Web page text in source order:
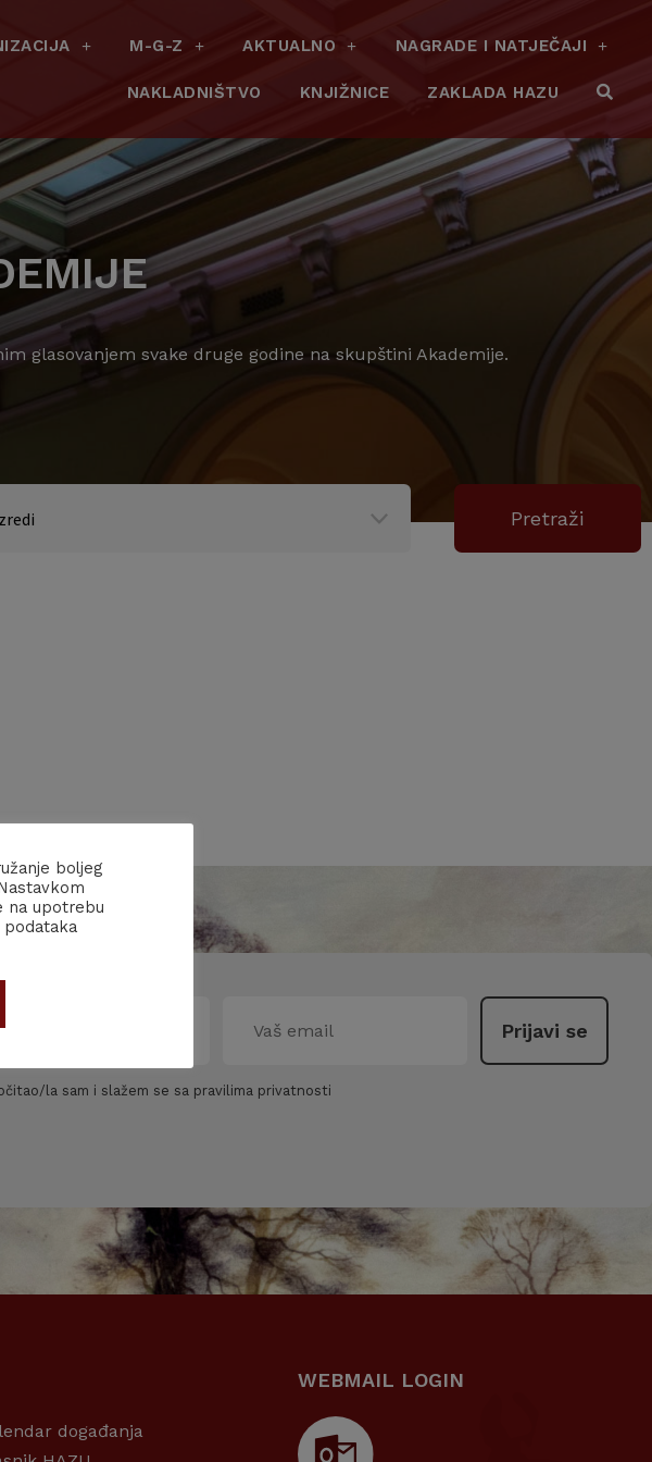
M-G-Z AKTUALNO NAGRADE I NATJEČAJI
NAKLADNIŠTVO KNJIŽNICE ZAKLADA HAZU
glasovanjem svake druge godine na skupštini Akademije.
la sam i slažem se sa pravilima privatnosti
događanja
WEBMAIL LOGIN
boljeg
na upotrebu